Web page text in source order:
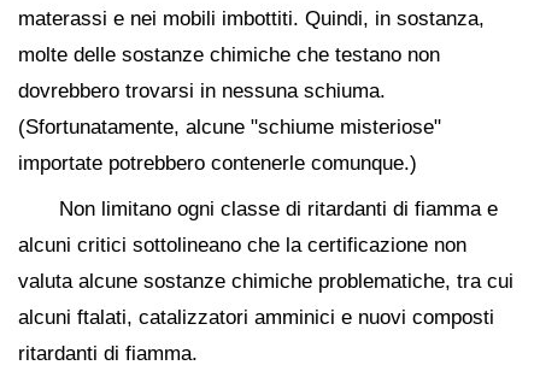
materassi e nei mobili imbottiti. Quindi, in sostanza,
molte delle sostanze chimiche che testano non
dovrebbero trovarsi in nessuna schiuma.
(Sfortunatamente, alcune "schiume misteriose"
importate potrebbero contenerle comunque.)
Non limitano ogni classe di ritardanti di fiamma e
alcuni critici sottolineano che la certificazione non
valuta alcune sostanze chimiche problematiche, tra cui
alcuni ftalati, catalizzatori amminici e nuovi composti
ritardanti di fiamma.